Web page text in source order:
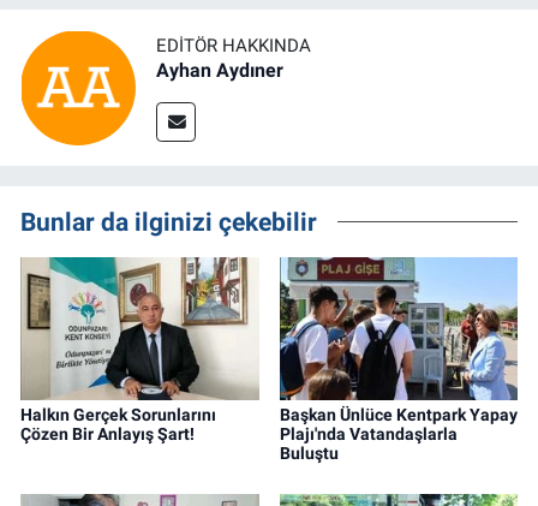
EDITÖR HAKKINDA
Ayhan Aydıner
Bunlar da ilginizi çekebilir
Halkın Gerçek Sorunlarını
Çözen Bir Anlayış Şart!
Başkan Ünlüce Kentpark Yapay
Plajı'nda Vatandaşlarla
Buluştu